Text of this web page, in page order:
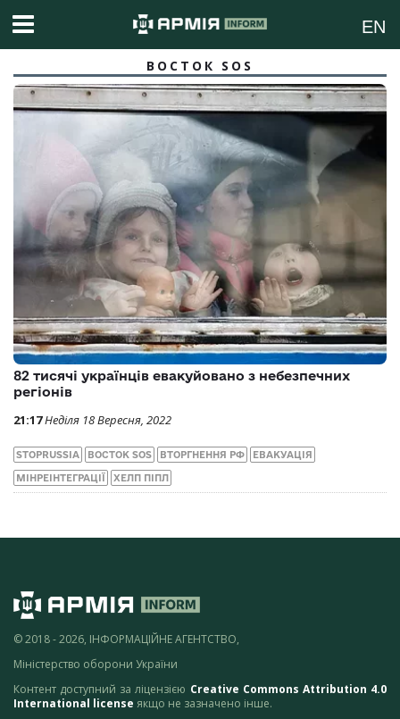
EN
ВОСТОК SOS
82 тисячі українців евакуйовано з небезпечних
регіонів
21:17Неділя 18 Вересня, 2022
STOPRUSSIA ВОСТОК SOS ВТОРГНЕННЯ РФ ЕВАКУАЦІЯ
МІНРЕІНТЕГРАЦІЇ ХЕЛП ПІПЛ
© 2018 - 2026, ІНФОРМАЦІЙНЕ АГЕНТСТВО,
Міністерство оборони України
Контент доступний за ліцензією Creative Commons Attribution 4.0
International license якщо не зазначено інше.